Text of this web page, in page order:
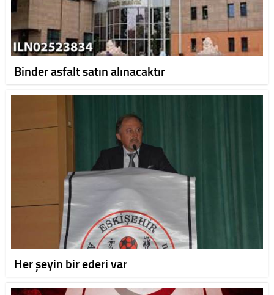
Binder asfalt satın alınacaktır
Her şeyin bir ederi var